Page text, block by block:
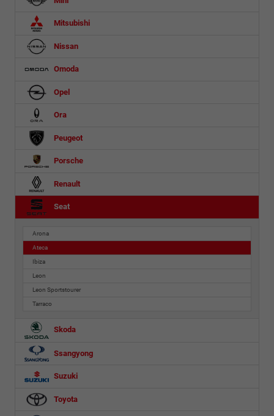
Mitsubishi
Nissan
Omoda
Opel
Ora
Peugeot
Porsche
Renault
Seat
Arona
Ateca
Ibiza
Leon
Leon Sportstourer
Tarraco
Skoda
Ssangyong
Suzuki
Toyota